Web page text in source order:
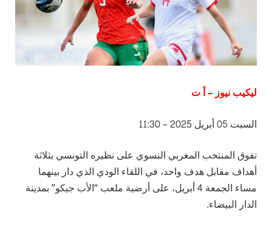
ليكيب نيوز – أ ت
السبت 05 أبريل 2025 – 11:30
تفوق المنتخب المغربي النسوي على نظيره التونسي بثلاثة
أهداف مقابل هدف واحد، في اللقاء الودي الذي دار بينهما
مساء الجمعة 4 أبريل، على أرضية ملعب “الأب جيكو” بمدينة
الدار البيضاء.